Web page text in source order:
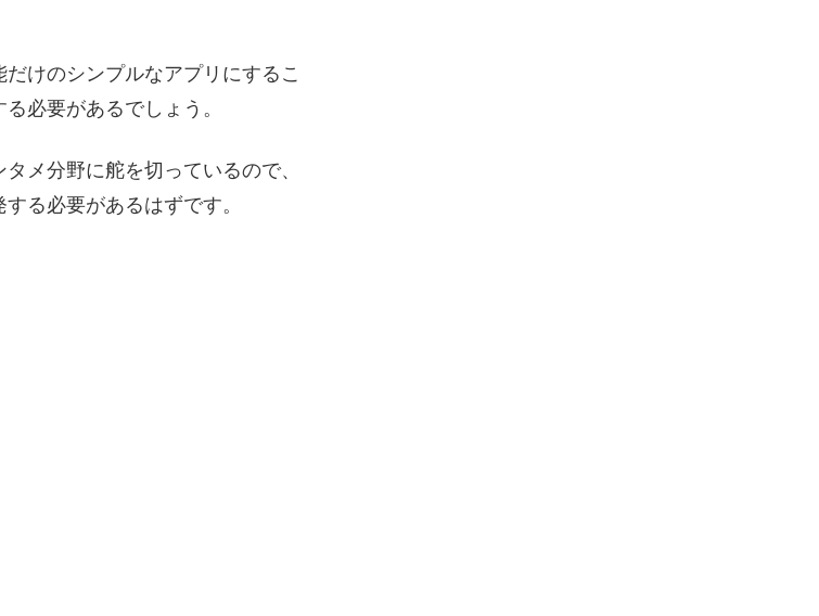
けのシンプルなアプリにするこ
必要があるでしょう。
メ分野に舵を切っているので、
る必要があるはずです。